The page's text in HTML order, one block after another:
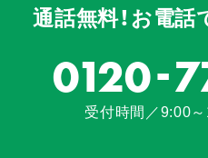
通話無料！お電
0120-
受付時間／9:00～